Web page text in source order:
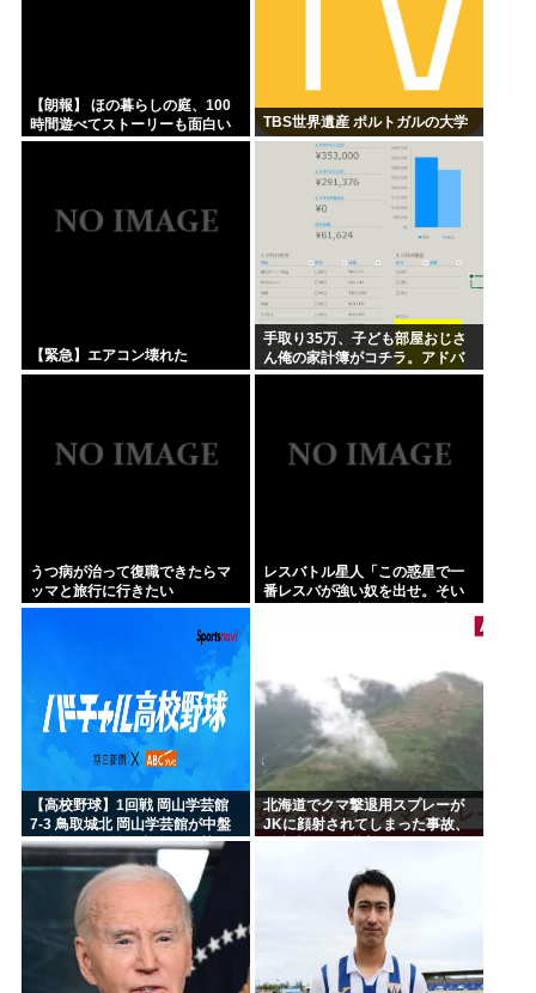
【朗報】 ほの暮らしの庭、100
時間遊べてストーリーも面白い
スタバレの上位互換だとまじで
TBS世界遺産 ポルトガルの大学
【緊急】エアコン壊れた
手取り35万、子ども部屋おじさ
ん俺の家計簿がコチラ。アドバ
イスをくれ
うつ病が治って復職できたらマ
ッマと旅行に行きたい
レスバトル星人「この惑星で一
番レスバが強い奴を出せ。そい
【高校野球】1回戦 岡山学芸館
7-3 鳥取城北 岡山学芸館が中盤
に逆転し2回戦進出 鳥取県勢、
夏の甲子園11連敗
北海道でクマ撃退用スプレーが
JKに顔射されてしまった事故、
引率者が腰に装着していたもの